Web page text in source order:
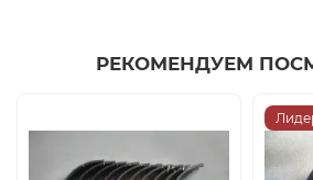
РЕКОМЕНДУЕМ